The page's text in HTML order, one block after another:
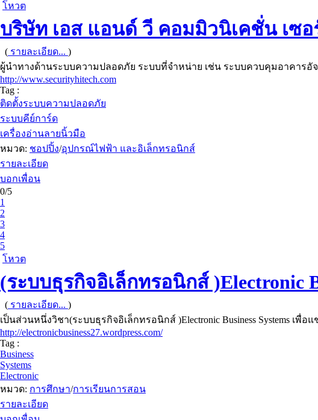
โหวต
บริษัท เอส แอนด์ วี คอมมิวนิเคชั่น เซอ
( รายละเอียด... )
ผู้นำทางด้านระบบความปลอดภัย ระบบที่จำหน่าย เช่น ระบบควบคุมอาคารอั
http://www.securityhitech.com
Tag :
ติดตั้งระบบความปลอดภัย
ระบบคีย์การ์ด
เครื่องอ่านลายนิ้วมือ
หมวด: ชอปปิ้ง/อุปกรณ์ไฟฟ้า และอิเล็กทรอนิกส์
รายละเอียด
บอกเพื่อน
0/5
1
2
3
4
5
โหวต
(ระบบธุรกิจอิเล็กทรอนิกส์ )Electronic
( รายละเอียด... )
เป็นส่วนหนึ่งวิชา(ระบบธุรกิจอิเล็กทรอนิกส์ )Electronic Business Systems เพื่อ
http://electronicbusiness27.wordpress.com/
Tag :
Business
Systems
Electronic
หมวด: การศึกษา/การเรียนการสอน
รายละเอียด